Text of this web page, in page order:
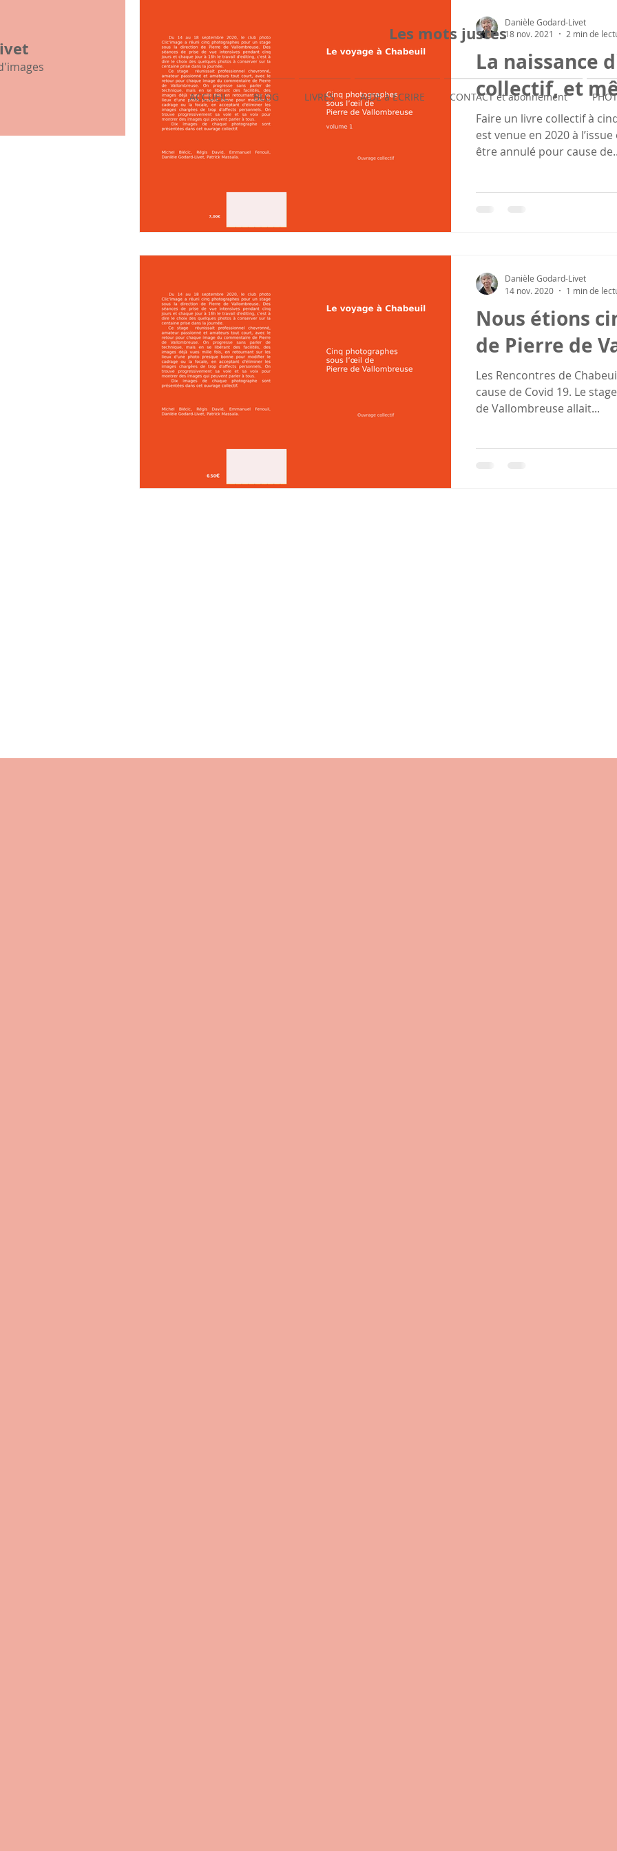
Les mots justes
ACCUEIL BLOG LIVRES AIDE à ECRIRE CONTACT et abonnement
La naissance
collectif, et
Faire un livre collectif à
est venue en 2020 à
être annulé pour cause
Danièle Godard-Livet
18 nov. 2021
2 min de
Nous étions
de Pierre de
Les Rencontres de
cause de Covid 19. Le
de Vallombreuse allait...
Danièle Godard-Livet
14 nov. 2020
1 min de